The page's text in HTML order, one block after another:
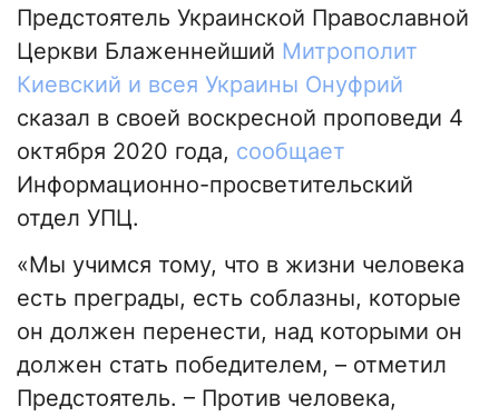
Предстоятель Украинской Православной
Церкви Блаженнейший Митрополит
Киевский и всея Украины Онуфрий
сказал в своей воскресной проповеди 4
октября 2020 года, сообщает
Информационно-просветительский
отдел УПЦ.
«Мы учимся тому, что в жизни человека
есть преграды, есть соблазны, которые
он должен перенести, над которыми он
должен стать победителем, – отметил
Предстоятель. – Против человека,